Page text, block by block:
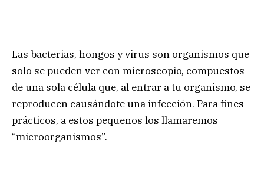
Las bacterias, hongos y virus son organismos que
solo se pueden ver con microscopio, compuestos
de una sola célula que, al entrar a tu organismo, se
reproducen causándote una infección. Para fines
prácticos, a estos pequeños los llamaremos
“microorganismos”.